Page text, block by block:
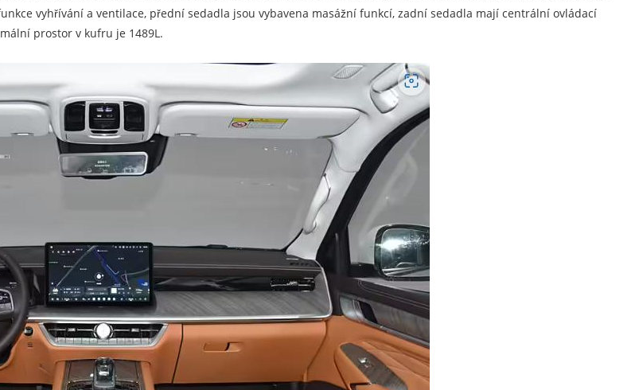
vyhřívání a ventilace, přední sedadla jsou vybavena masážní funkcí, zadní sedadla mají centrální ovládací
prostor v kufru je 1489L.